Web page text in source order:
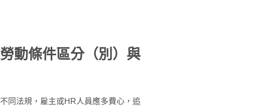
動條件區分（別）與
同法規，雇主或HR人員應多費心，追